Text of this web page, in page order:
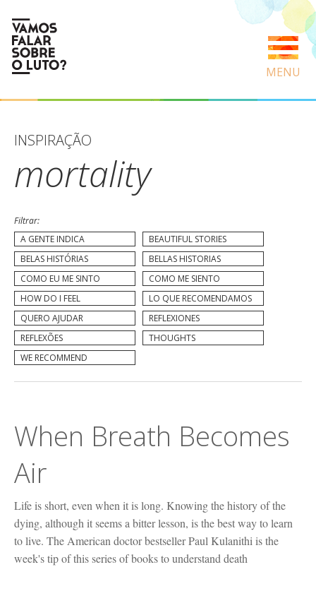
MENU
INSPIRAÇÃO
mortality
Filtrar:
A GENTE INDICA
BEAUTIFUL STORIES
BELAS HISTÓRIAS
BELLAS HISTORIAS
COMO EU ME SINTO
COMO ME SIENTO
HOW DO I FEEL
LO QUE RECOMENDAMOS
QUERO AJUDAR
REFLEXIONES
REFLEXÕES
THOUGHTS
WE RECOMMEND
When Breath Becomes
Air
Life is short, even when it is long. Knowing the history of the
dying, although it seems a bitter lesson, is the best way to learn
to live. The American doctor bestseller Paul Kulanithi is the
week's tip of this series of books to understand death